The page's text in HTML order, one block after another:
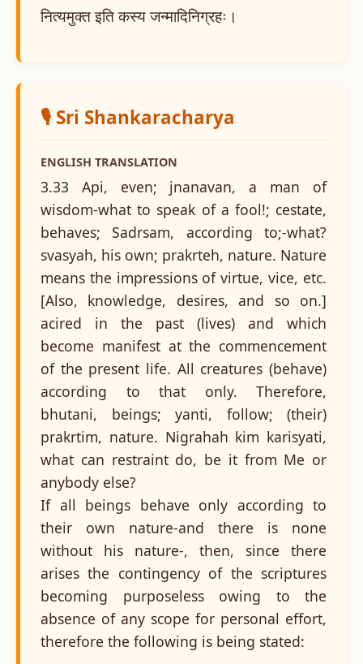
नित्यमुक्त इति कस्य जन्मादिनिग्रहः।
🎙️ Sri Shankaracharya
ENGLISH TRANSLATION
3.33 Api, even; jnanavan, a man of
wisdom-what to speak of a fool!; cestate,
behaves; Sadrsam, according to;-what?
svasyah, his own; prakrteh, nature. Nature
means the impressions of virtue, vice, etc.
[Also, knowledge, desires, and so on.]
acired in the past (lives) and which
become manifest at the commencement
of the present life. All creatures (behave)
according to that only. Therefore,
bhutani, beings; yanti, follow; (their)
prakrtim, nature. Nigrahah kim karisyati,
what can restraint do, be it from Me or
anybody else?
If all beings behave only according to
their own nature-and there is none
without his nature-, then, since there
arises the contingency of the scriptures
becoming purposeless owing to the
absence of any scope for personal effort,
therefore the following is being stated: